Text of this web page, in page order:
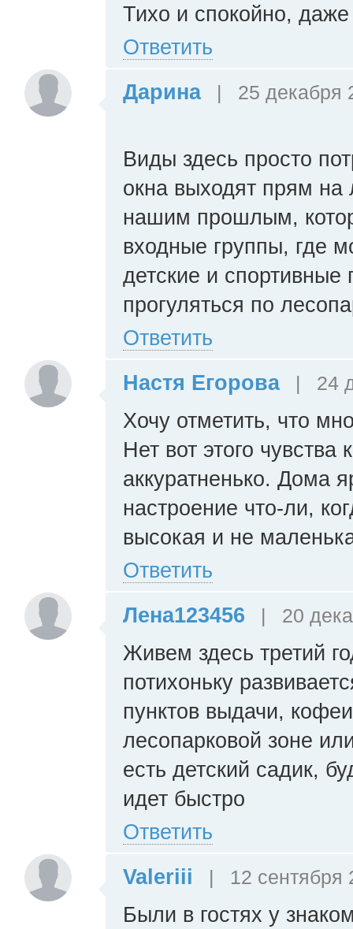
Тихо и спокойно,
Ответить
Дарина
| 25 декабря
Виды здесь просто
окна выходят прям на
нашим прошлым,
входные группы, где
детские и
прогуляться по
Ответить
Настя Егорова
| 24
Хочу отметить, что
Нет вот этого
аккуратненько. Дома
настроение что-ли,
высокая и не
Ответить
Лена123456
| 20
Живем здесь третий
потихоньку
пунктов выдачи,
лесопарковой зоне
есть детский садик,
идет быстро
Ответить
Valeriii
| 12 сентября
Были в гостях у